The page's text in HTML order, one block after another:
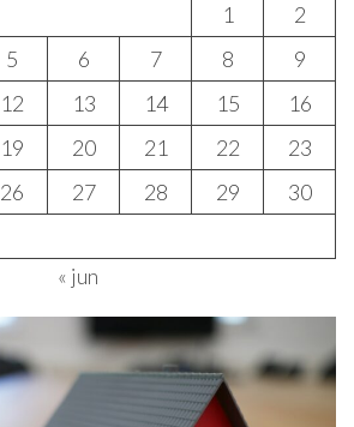
1
2
5 6 7 8
9
12 13 14 15
16
19 20 21 22
23
26 27 28 29
30
« jun